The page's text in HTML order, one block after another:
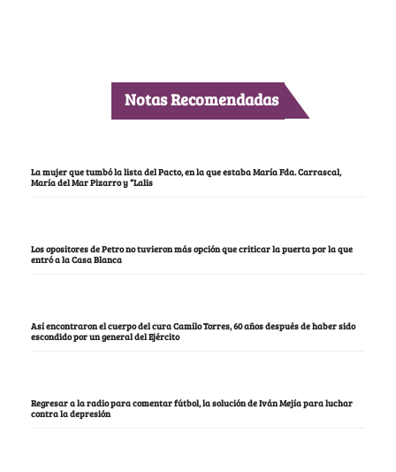
Notas Recomendadas
La mujer que tumbó la lista del Pacto, en la que estaba María Fda. Carrascal,
María del Mar Pizarro y “Lalis
Los opositores de Petro no tuvieron más opción que criticar la puerta por la que
entró a la Casa Blanca
Así encontraron el cuerpo del cura Camilo Torres, 60 años después de haber sido
escondido por un general del Ejército
Regresar a la radio para comentar fútbol, la solución de Iván Mejía para luchar
contra la depresión